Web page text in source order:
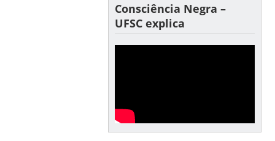
Consciência Negra –
UFSC explica